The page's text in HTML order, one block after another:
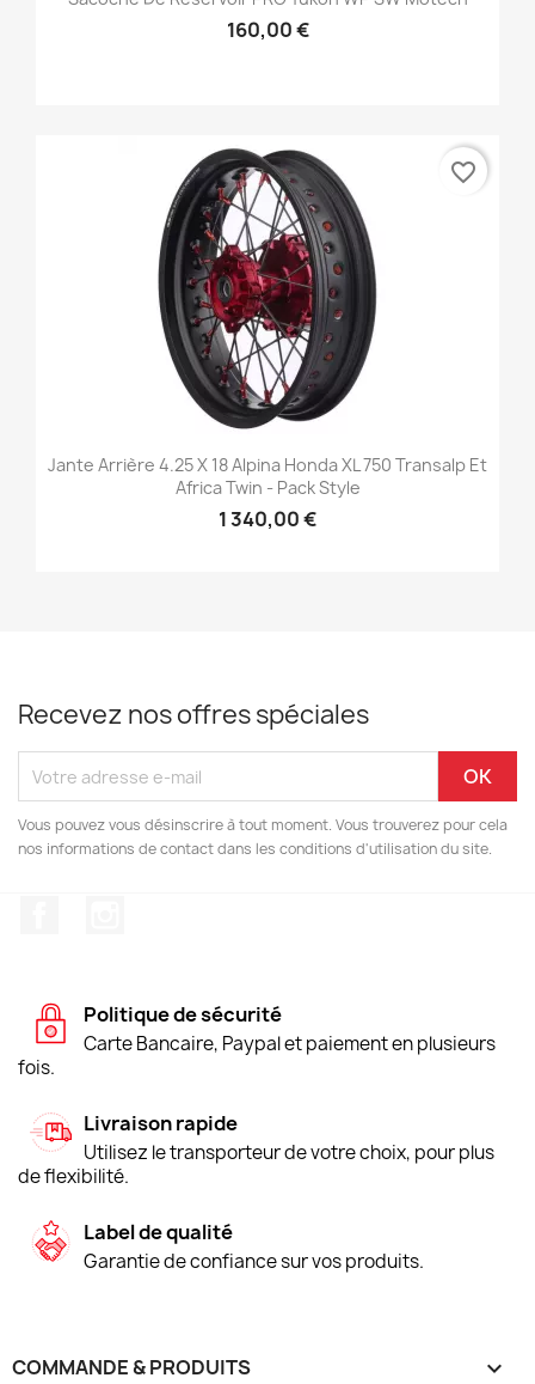
160,00 €
Jante Arrière 4.25 X 18 Alpina Honda XL 750 Transalp Et
Africa Twin - Pack Style
1 340,00 €
favorite_border
Recevez nos offres spéciales
Vous pouvez vous désinscrire à tout moment. Vous trouverez pour cela
nos informations de contact dans les conditions d'utilisation du site.
Politique de sécurité
Carte Bancaire, Paypal et paiement en plusieurs
fois.
Livraison rapide
Utilisez le transporteur de votre choix, pour plus
de flexibilité.
Label de qualité
Garantie de confiance sur vos produits.
COMMANDE & PRODUITS 